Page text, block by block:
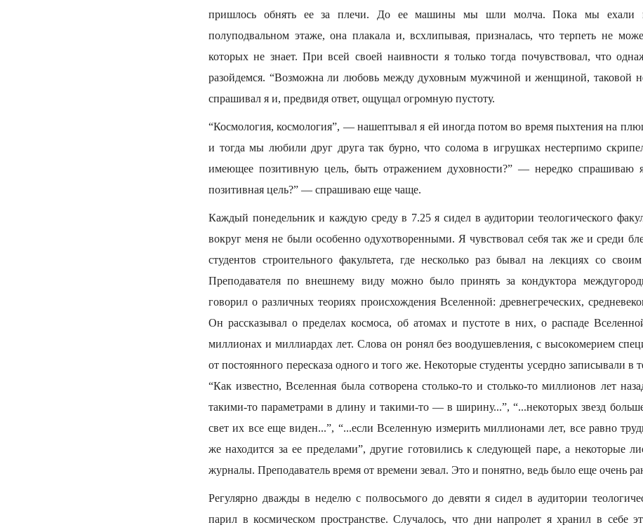
пришлось обнять ее за плечи. До ее машины мы шли молча. Пока мы ехали
полуподвальном этаже, она плакала и, всхлипывая, призналась, что терпеть не
которых не знает. При всей своей наивности я только тогда почувствовал, что
разойдемся. “Возможна ли любовь между духовным мужчиной и женщиной, таковой
спрашивал я и, предвидя ответ, ощущал огромную пустоту.
“Космология, космология”, — нашептывал я ей иногда потом во время пыхтения на
и тогда мы любили друг друга так бурно, что солома в игрушках нестерпимо
имеющее позитивную цель, быть отражением духовности?” — нередко спрашиваю
позитивная цель?” — спрашиваю еще чаще.
Каждый понедельник и каждую среду в 7.25 я сидел в аудитории теологического
вокруг меня не были особенно одухотворенными. Я чувствовал себя так же и среди
студентов строительного факультета, где несколько раз бывал на лекциях со
Преподавателя по внешнему виду можно было принять за кондуктора
говорил о различных теориях происхождения Вселенной: древнегреческих,
Он рассказывал о пределах космоса, об атомах и пустоте в них, о распаде
миллионах и миллиардах лет. Слова он ронял без воодушевления, с высокомерием
от постоянного пересказа одного и того же. Некоторые студенты усердно записывали в
“Как известно, Вселенная была сотворена столько-то и столько-то миллионов лет
такими-то параметрами в длину и такими-то — в ширину...”, “...некоторых звезд
свет их все еще виден...”, “...если Вселенную измерить миллионами лет, все равно
же находится за ее пределами”, другие готовились к следующей паре, а некоторые
журналы. Преподаватель время от времени зевал. Это и понятно, ведь было еще очень
Регулярно дважды в неделю с полвосьмого до девяти я сидел в аудитории
парил в космическом пространстве. Случалось, что дни напролет я хранил в себе